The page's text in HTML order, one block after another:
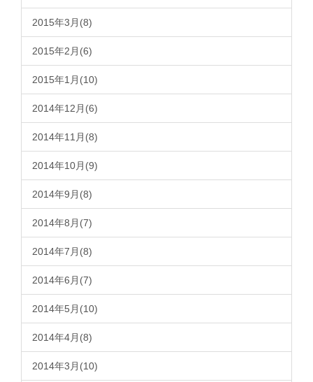
2015年3月(8)
2015年2月(6)
2015年1月(10)
2014年12月(6)
2014年11月(8)
2014年10月(9)
2014年9月(8)
2014年8月(7)
2014年7月(8)
2014年6月(7)
2014年5月(10)
2014年4月(8)
2014年3月(10)